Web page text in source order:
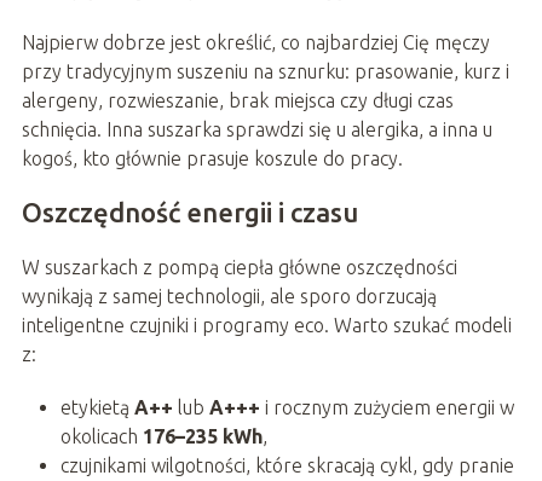
Najpierw dobrze jest określić, co najbardziej Cię męczy
przy tradycyjnym suszeniu na sznurku: prasowanie, kurz i
alergeny, rozwieszanie, brak miejsca czy długi czas
schnięcia. Inna suszarka sprawdzi się u alergika, a inna u
kogoś, kto głównie prasuje koszule do pracy.
Oszczędność energii i czasu
W suszarkach z pompą ciepła główne oszczędności
wynikają z samej technologii, ale sporo dorzucają
inteligentne czujniki i programy eco. Warto szukać modeli
z:
etykietą A++ lub A+++ i rocznym zużyciem energii w
okolicach 176–235 kWh,
czujnikami wilgotności, które skracają cykl, gdy pranie